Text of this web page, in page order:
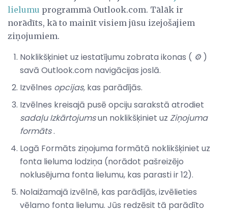
lielumu programmā Outlook.com. Tālāk ir
norādīts, kā to mainīt visiem jūsu izejošajiem
ziņojumiem.
Noklikšķiniet uz iestatījumu zobrata ikonas ( ⚙)
savā Outlook.com navigācijas joslā.
Izvēlnes opcijas, kas parādījās.
Izvēlnes kreisajā pusē opciju sarakstā atrodiet
sadaļu Izkārtojumsun noklikšķiniet uz Ziņojuma
formāts.
Logā Formāts ziņojuma formātā noklikšķiniet uz
fonta lieluma lodziņa (norādot pašreizējo
noklusējuma fonta lielumu, kas parasti ir 12).
Nolaižamajā izvēlnē, kas parādījās, izvēlieties
vēlamo fonta lielumu. Jūs redzēsit tā parādīto